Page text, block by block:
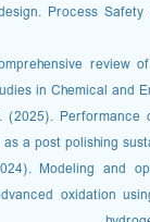
Process Safety
review
in Chemical and
a post polishing
Modeling and
oxidation